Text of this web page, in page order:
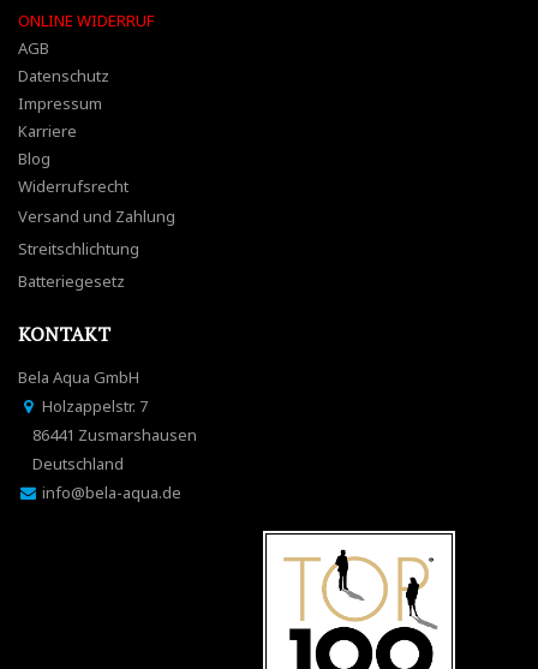
ONLINE WIDERRUF
AGB
Datenschutz
Impressum
Karriere
Blog
Widerrufsrecht
Versand und Zahlung
Streitschlichtung
Batteriegesetz
KONTAKT
Bela Aqua GmbH
Holzappelstr. 7
86441 Zusmarshausen
Deutschland
info@bela-aqua.de